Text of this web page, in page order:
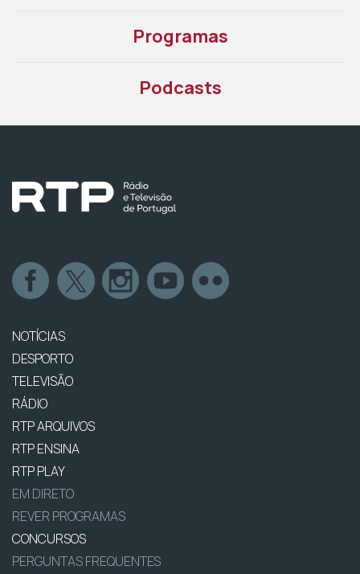
Programas
Podcasts
NOTÍCIAS
DESPORTO
TELEVISÃO
RÁDIO
RTP ARQUIVOS
RTP ENSINA
RTP PLAY
EM DIRETO
REVER PROGRAMAS
CONCURSOS
PERGUNTAS FREQUENTES